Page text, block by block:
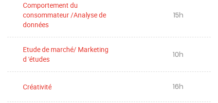
Comportement du
consommateur /Analyse de
données
15h
Etude de marché/ Marketing
d 'études
10h
Créativité 16h